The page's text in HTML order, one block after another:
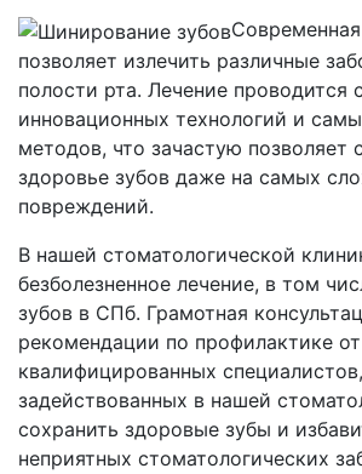
позволяет излечить различные
полости рта. Лечение проводится
инновационных технологий и
методов, что зачастую позволяет
здоровье зубов даже на самых
повреждений.
В нашей стоматологической
безболезненное лечение, в том
зубов в СПб. Грамотная
рекомендации по профилактике от
квалифицированных специалистов,
задействованных в нашей
сохранить здоровые зубы и
неприятных стоматологических